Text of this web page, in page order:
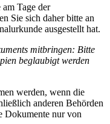
Tage der
Sie sich daher bitte an
ausgestellt hat.
mitbringen: Bitte
beglaubigt werden
werden, wenn die
anderen Behörden
Dokumente nur von